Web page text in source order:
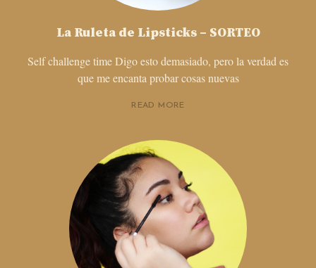
La Ruleta de Lipsticks – SORTEO
Self challenge time Digo esto demasiado, pero la verdad es
que me encanta probar cosas nuevas
READ MORE